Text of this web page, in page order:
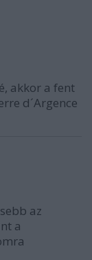
akkor a fent
d´Argence
az
a